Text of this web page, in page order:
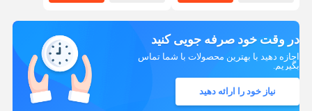
در وقت خود صرفه جویی کنید
اجازه دهید با بهترین محصولات با شما تماس
بگیریم.
نیاز خود را ارائه دهید